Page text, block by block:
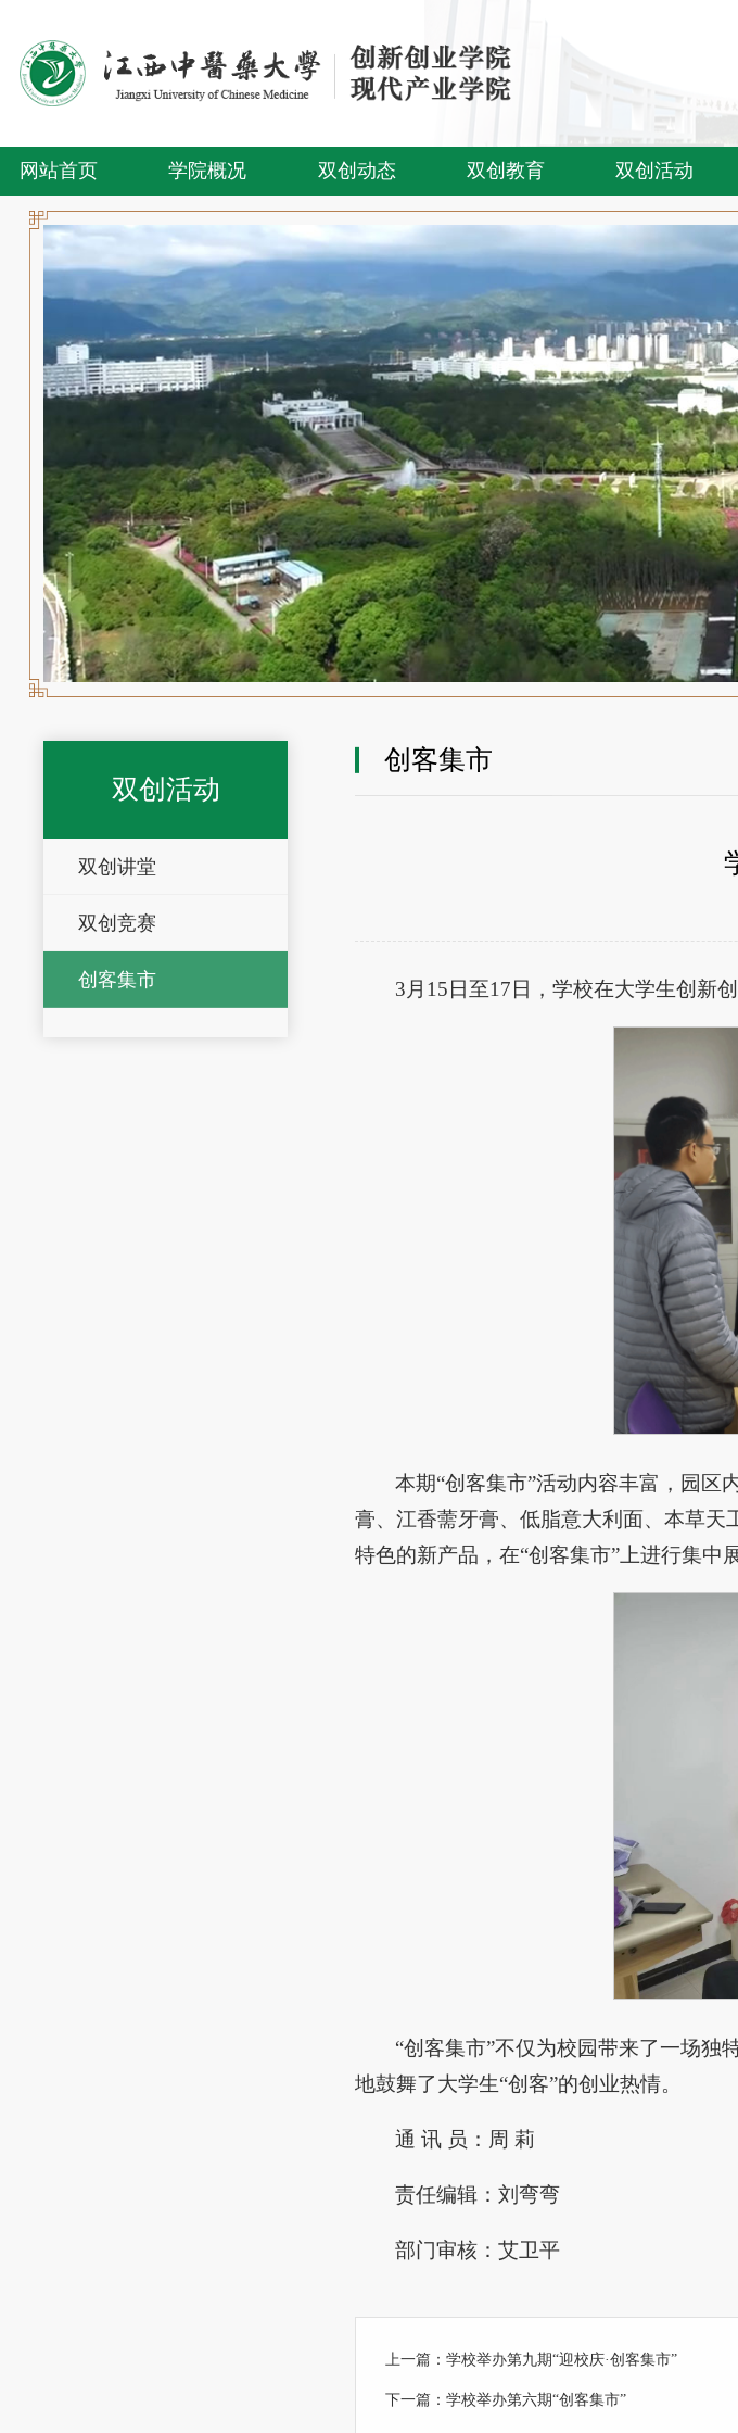
网站首页 学院概况 双创动态 双创教育 双创活动
双创活动
双创讲堂
双创竞赛
创客集市
创客集市
3月15日至17日，学校在大学生创新
本期“创客集市”活动内容丰富，园区
膏、江香薷牙膏、低脂意大利面、本草
特色的新产品，在“创客集市”上进行集中
“创客集市”不仅为校园带来了一场独
地鼓舞了大学生“创客”的创业热情。
通 讯 员：周 莉
责任编辑：刘弯弯
部门审核：艾卫平
上一篇： 学校举办第九期“迎校庆·创客集市”
下一篇： 学校举办第六期“创客集市”